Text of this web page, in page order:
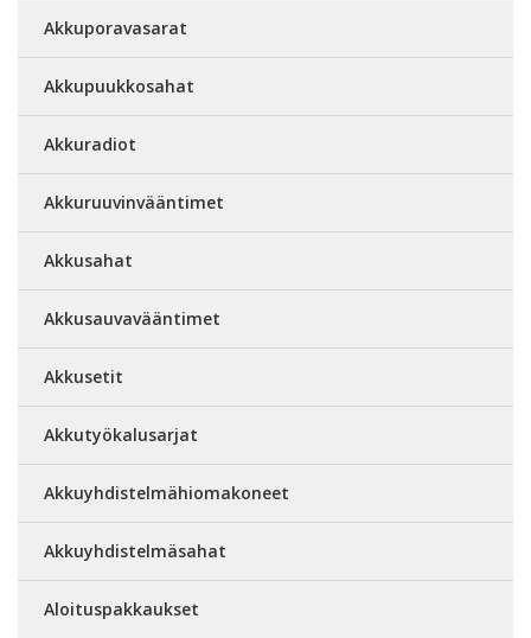
Akkuporavasarat
Akkupuukkosahat
Akkuradiot
Akkuruuvinvääntimet
Akkusahat
Akkusauvavääntimet
Akkusetit
Akkutyökalusarjat
Akkuyhdistelmähiomakoneet
Akkuyhdistelmäsahat
Aloituspakkaukset